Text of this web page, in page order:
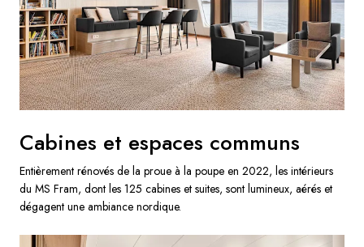
Cabines et espaces communs
Entièrement rénovés de la proue à la poupe en 2022, les intérieurs
du MS Fram, dont les 125 cabines et suites, sont lumineux, aérés et
dégagent une ambiance nordique.